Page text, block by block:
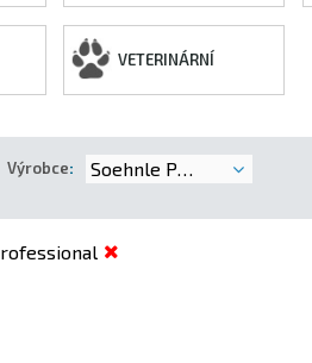
VETERINÁRNÍ
Výrobce: